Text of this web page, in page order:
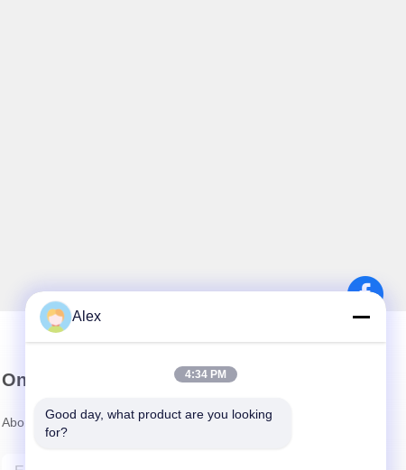
Onze Nieuwsbrief
Abonneer u op onze nieuwsbrief voor kortingen en meer.
Alex
4:34 PM
Good day, what product are you looking
for?